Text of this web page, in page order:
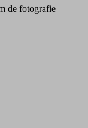
de fotografie